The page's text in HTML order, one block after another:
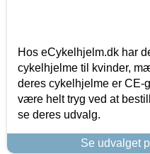
Hos eCykelhjelm.dk har
cykelhjelme til kvinder,
deres cykelhjelme er CE-
være helt tryg ved at
se deres udvalg.
Se udvalget